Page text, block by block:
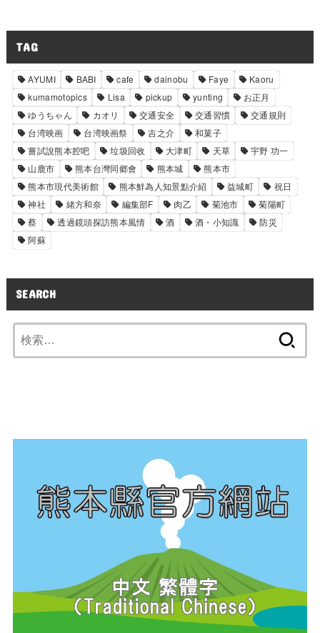
TAG
AYUMI BABI cafe dainobu Faye
Kaoru
kumamotopics
Lisa pickup yunting
お正月
ゆうちゃん
カオリ 交通安全 交通習慣
交通規則
台湾映画
台湾映画祭 吉之介
和菓子
嘗試說熊本腔吧
垃圾回收 大津町 天草
宇野 功一
山鹿市
熊本台灣同郷會 熊本城
熊本市
熊本市現代美術館
熊本鮮為人知景點介紹 益城町
祝日
神社
緒方和奈 編集部F 肉乙 菊池市
菊陽町
蔡
透過鏡頭探訪熊本風情 酒 酒・小知識
防災
阿蘇
SEARCH
索: